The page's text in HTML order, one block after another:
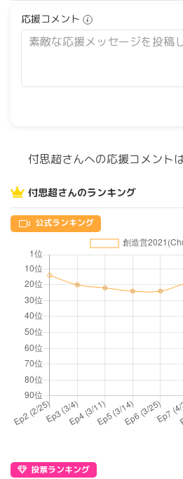
応援コメント
付思超さんへの応援コメント
付思超さんのランキング
公式ランキング
投票ランキング